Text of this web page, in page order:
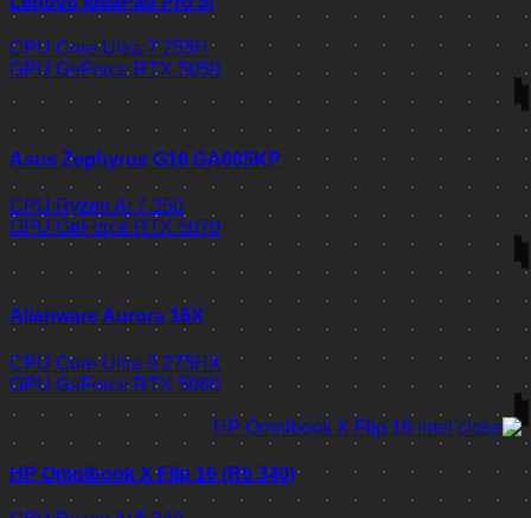
CPU Core Ultra 7 255H
GPU GeForce RTX 5050
Asus Zephyrus G16 GA605KP
CPU Ryzen AI 7 350
GPU GeForce RTX 5070
Alienware Aurora 16X
CPU Core Ultra 9 275HX
GPU GeForce RTX 5060
HP Omnibook X Flip 16 (R5 340)